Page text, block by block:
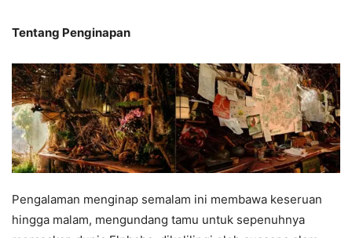
Tentang Penginapan
Pengalaman menginap semalam ini membawa keseruan
hingga malam, mengundang tamu untuk sepenuhnya